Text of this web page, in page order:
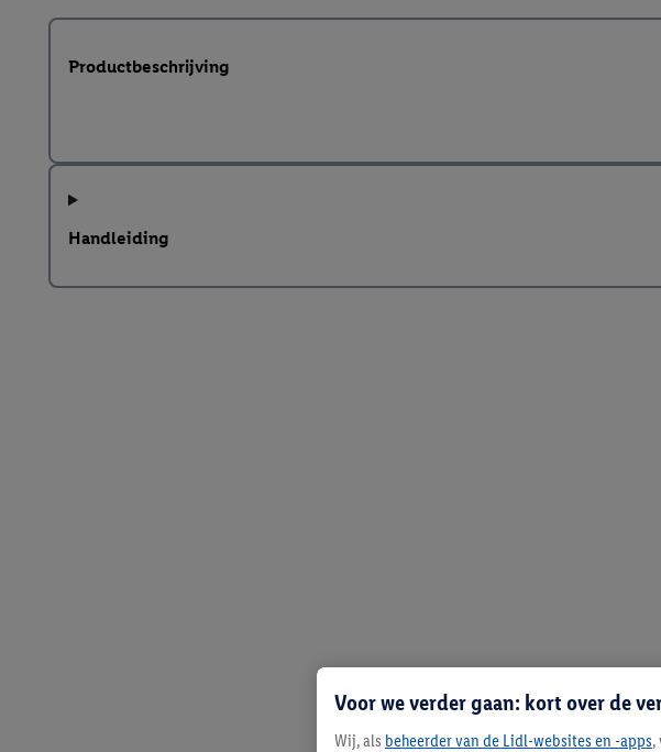
Productbeschrijving
Handleiding
Voor we verder gaan: kort over de
Wij, als beheerder van de Lidl-websites en -apps,